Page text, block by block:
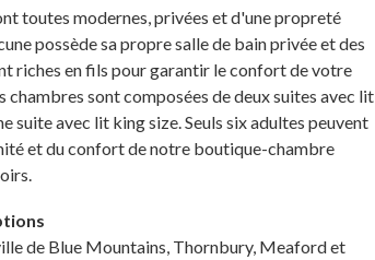
toutes modernes, privées et d'une propreté
possède sa propre salle de bain privée et des
riches en fils pour garantir le confort de votre
chambres sont composées de deux suites avec lit
suite avec lit king size. Seuls six adultes peuvent
et du confort de notre boutique-chambre
de Blue Mountains, Thornbury, Meaford et